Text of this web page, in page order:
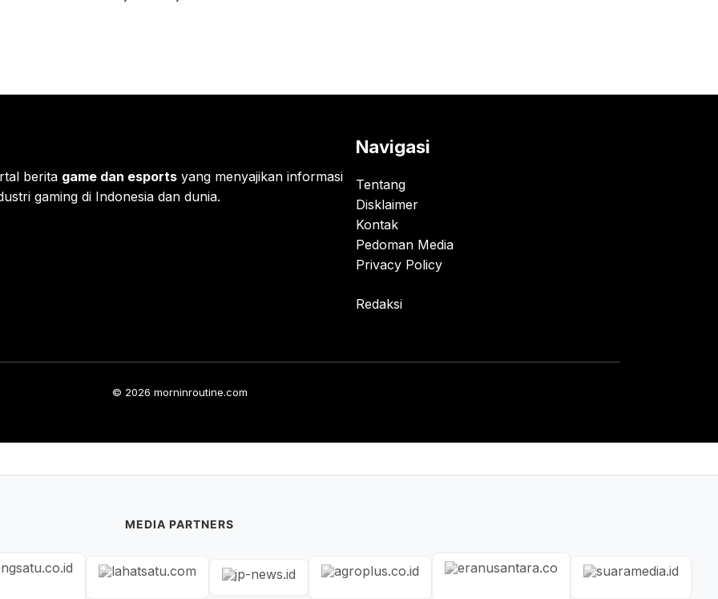
berita game dan esports yang menyajikan informasi
gaming di Indonesia dan dunia.
Navigasi
Tentang
Disklaimer
Kontak
Pedoman Media
Privacy Policy
Redaksi
© 2026 morninroutine.com
MEDIA PARTNERS